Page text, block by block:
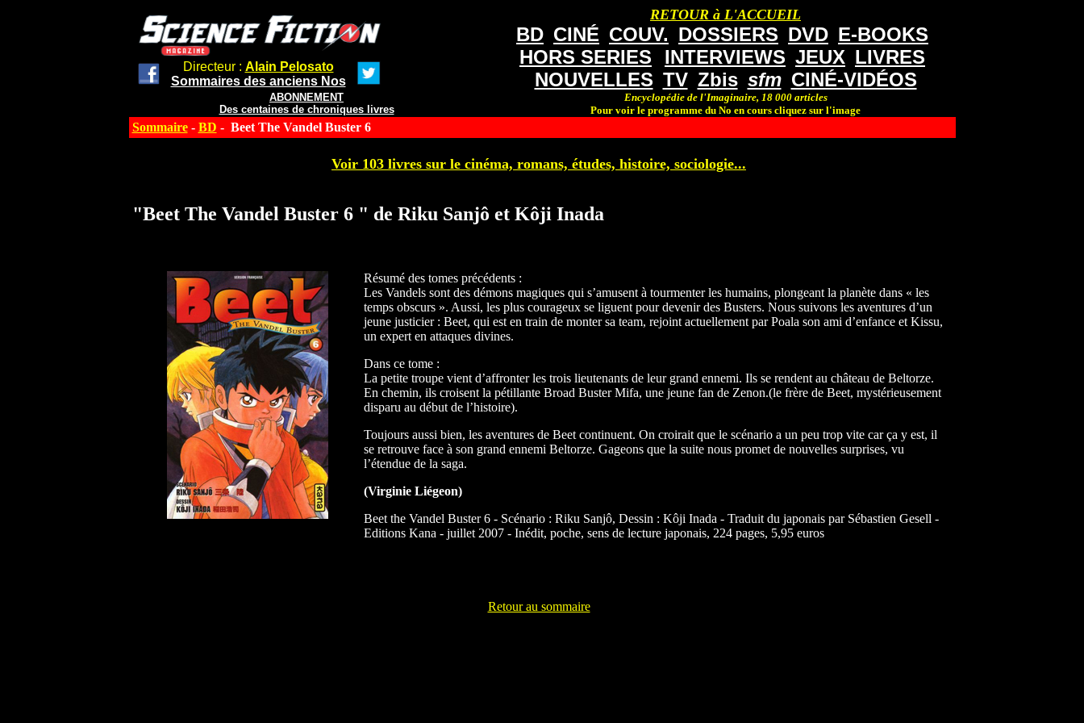
Directeur : Alain Pelosato
Sommaires des anciens Nos
ABONNEMENT
Des centaines de chroniques livres
RETOUR à L'ACCUEIL
BD CINÉ COUV. DOSSIERS DVD E-BOOKS
HORS SERIES
INTERVIEWS JEUX LIVRES
NOUVELLES TV Zbis sfm CINÉ-VIDÉOS
Encyclopédie de l'Imaginaire, 18 000 articles
Pour voir le programme du No en cours cliquez sur l'image
Sommaire- BD - Beet The Vandel Buster 6
Voir 103 livres sur le cinéma, romans, études, histoire, sociologie...
"Beet The Vandel Buster 6 " de Riku Sanjô et Kôji Inada
Résumé des tomes précédents :
Les Vandels sont des démons magiques qui s’amusent à tourmenter les humains, plongeant la planète dans « les
temps obscurs ». Aussi, les plus courageux se liguent pour devenir des Busters. Nous suivons les aventures d’un
jeune justicier : Beet, qui est en train de monter sa team, rejoint actuellement par Poala son ami d’enfance et Kissu,
un expert en attaques divines.
Dans ce tome :
La petite troupe vient d’affronter les trois lieutenants de leur grand ennemi. Ils se rendent au château de Beltorze.
En chemin, ils croisent la pétillante Broad Buster Mifa, une jeune fan de Zenon.(le frère de Beet, mystérieusement
disparu au début de l’histoire).
Toujours aussi bien, les aventures de Beet continuent. On croirait que le scénario a un peu trop vite car ça y est, il
se retrouve face à son grand ennemi Beltorze. Gageons que la suite nous promet de nouvelles surprises, vu
l’étendue de la saga.
(Virginie Liégeon)
Beet the Vandel Buster 6 - Scénario : Riku Sanjô, Dessin : Kôji Inada - Traduit du japonais par Sébastien Gesell -
Editions Kana - juillet 2007 - Inédit, poche, sens de lecture japonais, 224 pages, 5,95 euros
Retour au sommaire